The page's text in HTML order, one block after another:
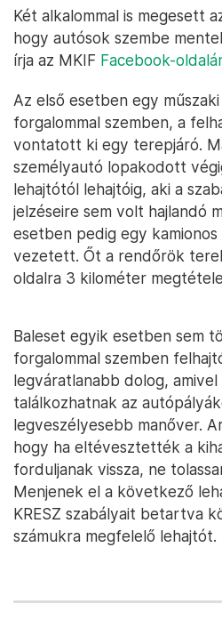
Két alkalommal is megesett
hogy autósok szembe
írja az MKIF Facebook-
Az első esetben egy
forgalommal szemben, a
vontatott ki egy terepjáró.
személyautó lopakodott
lehajtótól lehajtóig, aki a
jelzéseire sem volt hajlandó
esetben pedig egy kamionos
vezetett. Őt a rendőrök
oldalra 3 kilométer
Baleset egyik esetben sem
forgalommal szemben
legváratlanabb dolog, amivel
találkozhatnak az
legveszélyesebb manőver.
hogy ha eltévesztették a
forduljanak vissza, ne
Menjenek el a következő
KRESZ szabályait betartva
számukra megfelelő lehajtót.